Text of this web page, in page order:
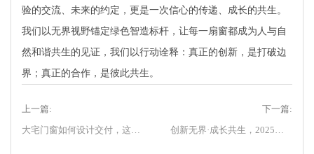
验的交流、未来的约定，更是一次信心的传递、成长的共生。
我们以无界视野锚定绿色智造标杆，让每一扇窗都成为人与自
然和谐共生的见证，我们以行动诠释：真正的创新，是打破边
界；真正的合作，是彼此共生。
上一篇:
大宅门窗如何设计交付，这场赋能培训给你答案
下一篇:
创新无界·成长共生，2025科饶恩超低能耗门窗全球合作伙伴创新峰会，明日盛大开幕！